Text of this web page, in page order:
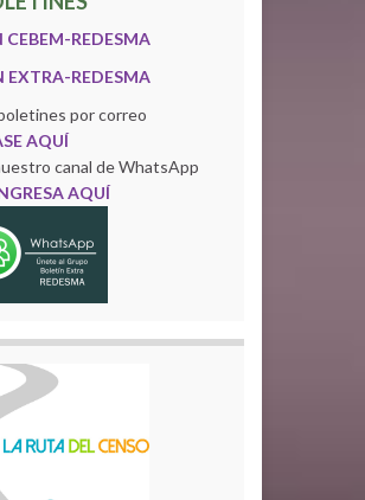
CEBEM-REDESMA
EXTRA-REDESMA
por correo
AQUÍ
canal de WhatsApp
AQUÍ